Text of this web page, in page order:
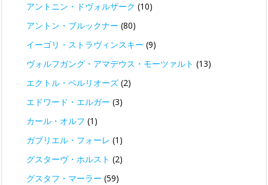
アントニン・ドヴォルザーク (10)
アントン・ブルックナー (80)
イーゴリ・ストラヴィンスキー (9)
ヴォルフガング・アマデウス・モーツァルト (13)
エクトル・ベルリオーズ (2)
エドワード・エルガー (3)
カール・オルフ (1)
ガブリエル・フォーレ (1)
グスターヴ・ホルスト (2)
グスタフ・マーラー (59)